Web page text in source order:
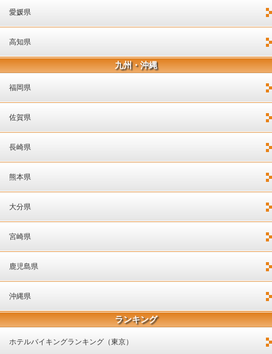
愛媛県
高知県
九州・沖縄
福岡県
佐賀県
長崎県
熊本県
大分県
宮崎県
鹿児島県
沖縄県
ランキング
ホテルバイキングランキング（東京）